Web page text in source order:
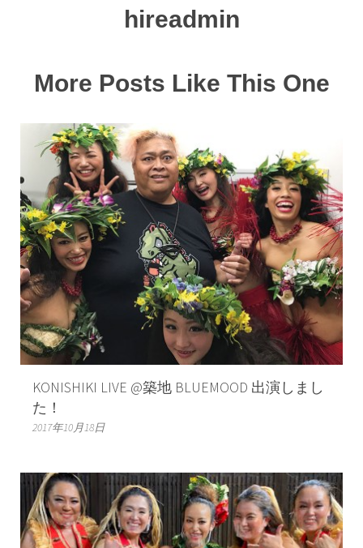
hireadmin
More Posts Like This One
KONISHIKI LIVE @築地 BLUEMOOD 出演しまし
た！
2017年10月18日